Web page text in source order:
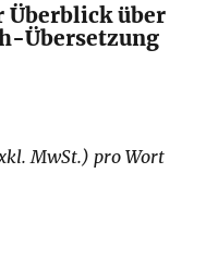
Überblick über
Übersetzung
MwSt.) pro Wort